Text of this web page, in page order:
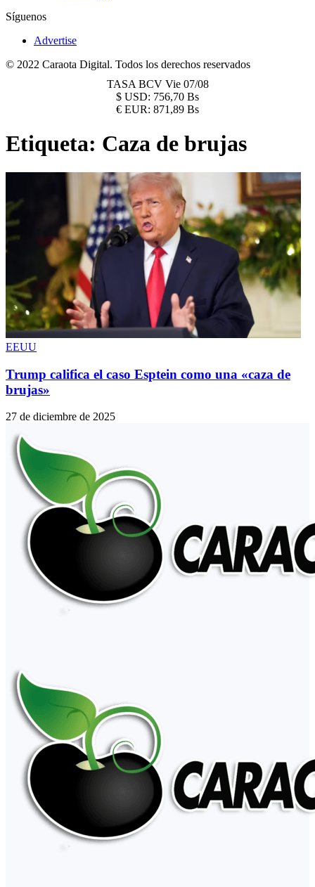
Síguenos
Advertise
© 2022 Caraota Digital. Todos los derechos reservados
TASA BCV Vie 07/08
$ USD: 756,70 Bs
€ EUR: 871,89 Bs
Etiqueta: Caza de brujas
EEUU
Trump califica el caso Esptein como una «caza de
brujas»
27 de diciembre de 2025